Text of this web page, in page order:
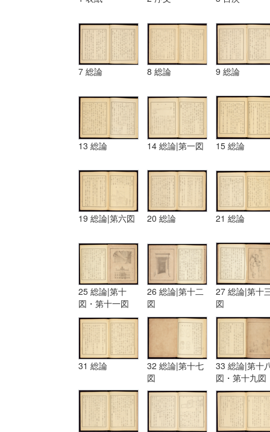
7 総論 8 総論 9 総論
13 総論 14 総論|第一図 15 総論
19 総論|第六図 20 総論 21 総論
25 総論|第十
図・第十一図
26 総論|第十二
図
27 総論|第十
図
31 総論
32 総論|第十七
図
33 総論|第十
図・第十九図